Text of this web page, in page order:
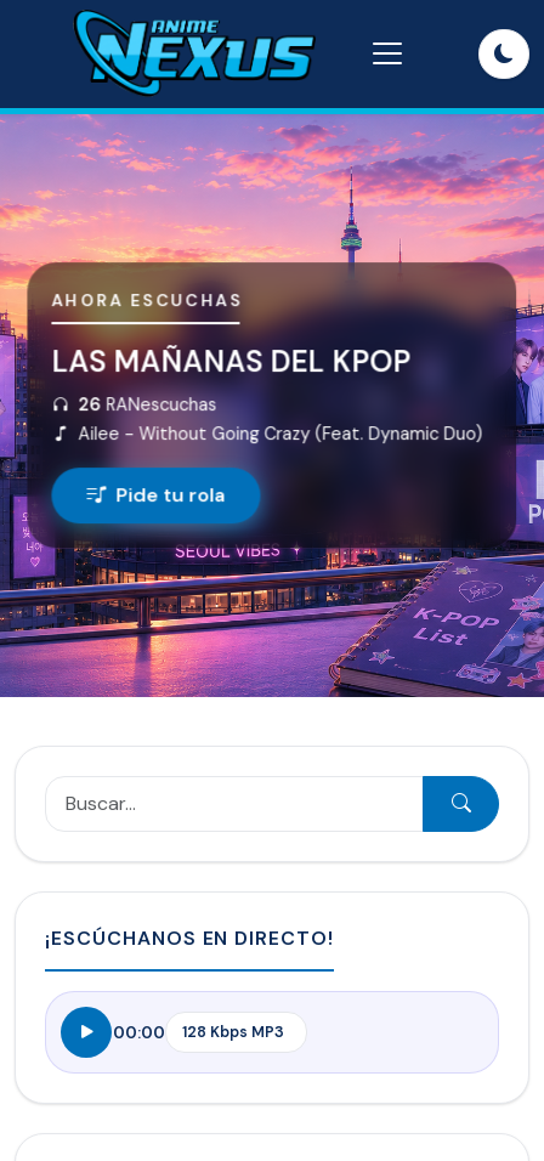
AHORA ESCUCHAS
LAS MAÑANAS DEL KPOP
26 RANescuchas
Ailee -Without Going Crazy (Feat. Dynamic Duo)
Pide tu rola
¡ESCÚCHANOS EN DIRECTO!
00:00